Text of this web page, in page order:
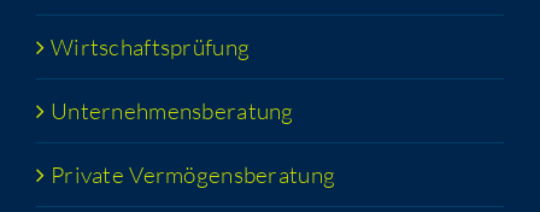
Wirt­schafts­prü­fung
Unter­neh­mens­be­ra­tung
Pri­va­te Vermögensberatung